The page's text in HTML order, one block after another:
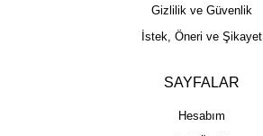
Gizlilik ve Güvenlik
İstek, Öneri ve Şikayet
SAYFALAR
Hesabım